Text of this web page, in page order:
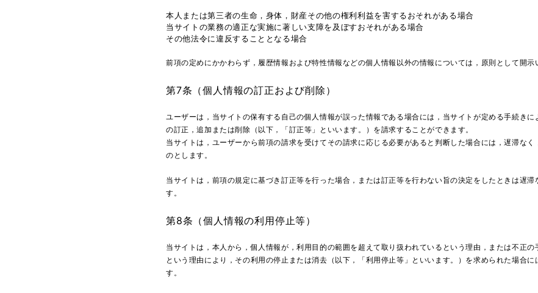
本人または第三者の生命，身体，財産その他の権利利益を害するおそれがある場合
当サイトの業務の適正な実施に著しい支障を及ぼすおそれがある場合
その他法令に違反することとなる場合
前項の定めにかかわらず，履歴情報および特性情報などの個人情報以外の情報については，原則として開示
第7条（個人情報の訂正および削除）
ユーザーは，当サイトの保有する自己の個人情報が誤った情報である場合には，当サイトが定める手続きに
の訂正，追加または削除（以下，「訂正等」といいます。）を請求することができます。
当サイトは，ユーザーから前項の請求を受けてその請求に応じる必要があると判断した場合には，遅滞なく
のとします。
当サイトは，前項の規定に基づき訂正等を行った場合，または訂正等を行わない旨の決定をしたときは遅滞
す。
第8条（個人情報の利用停止等）
当サイトは，本人から，個人情報が，利用目的の範囲を超えて取り扱われているという理由，または不正
という理由により，その利用の停止または消去（以下，「利用停止等」といいます。）を求められた場合に
す。